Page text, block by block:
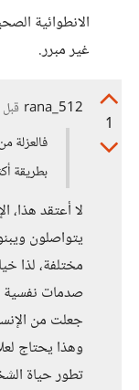
الانطوائية
غير مبرر.
1
rana_512
فالعزلة
بطريقة
لا أعتقد هذا،
يتواصلون
مختلفة، لذا
صدمات نفسية
جعلت من
وهذا يحتاج
تطور حياة